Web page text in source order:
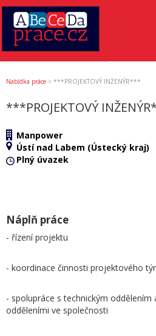
Nabídka práce > ***PROJEKTOVÝ INŽENÝR***
***PROJEKTOVÝ
Manpower
Ústí nad Labem (Ústecký kraj)
Plný úvazek
Náplň práce
- řízení projektu
- koordinace činnosti projektového
- spolupráce s technickým oddělením
odděleními ve společnosti